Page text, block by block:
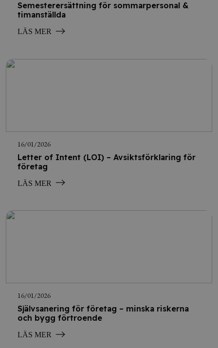
Semesterersättning för sommarpersonal &
timanställda
LÄS MER
16/01/2026
Letter of Intent (LOI) – Avsiktsförklaring för
företag
LÄS MER
16/01/2026
Självsanering för företag – minska riskerna
och bygg förtroende
LÄS MER